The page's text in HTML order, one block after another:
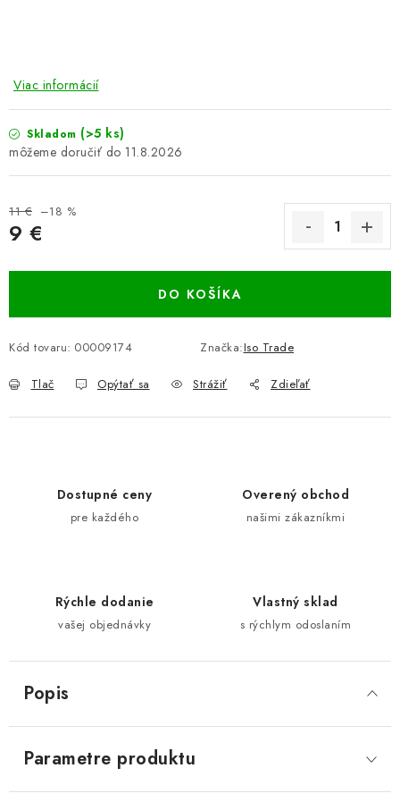
Viac informácií
Skladom (>5 ks)
11.8.2026
11 € –18 %
9 €
DO KOŠÍKA
Kód tovaru: 00009174 Značka:Iso Trade
Tlač Opýtať sa Strážiť Zdieľať
Dostupné ceny
pre každého
Overený obchod
našimi zákazníkmi
Rýchle dodanie
vašej objednávky
Vlastný sklad
s rýchlym odoslaním
Popis
Parametre produktu